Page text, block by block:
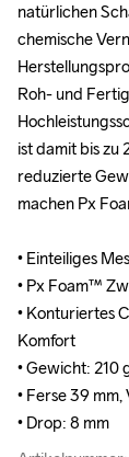
natürlichen
chemische
Roh- und
ist damit bis zu
reduzierte
machen Px
• Einteiliges
• Px Foam™
• Konturiertes
Komfort
• Gewicht: 210
• Ferse 39
• Drop: 8 mm
natürlichen
chemische
Roh- und
ist damit bis zu
reduzierte
machen Px
• Einteiliges
• Px Foam™
• Konturiertes
Komfort
• Gewicht: 210
• Ferse 39
• Drop: 8 mm